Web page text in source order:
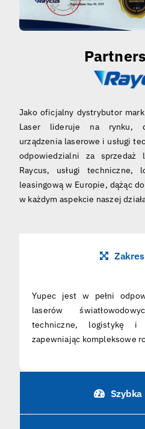
Jako oficjalny dystrybutor
Laser lideruje na rynku,
urządzenia laserowe i usługi
odpowiedzialni za sprzedaż
Raycus, usługi techniczne,
leasingową w Europie, dążąc
w każdym aspekcie naszej
Zakres
Yupec jest w pełni
laserów
techniczne, logistykę
zapewniając kompleksowe
Szybka